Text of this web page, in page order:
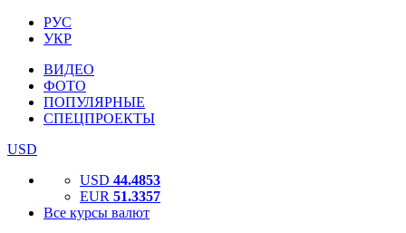
РУС
УКР
ВИДЕО
ФОТО
ПОПУЛЯРНЫЕ
СПЕЦПРОЕКТЫ
USD
USD 44.4853
EUR 51.3357
Все курсы валют